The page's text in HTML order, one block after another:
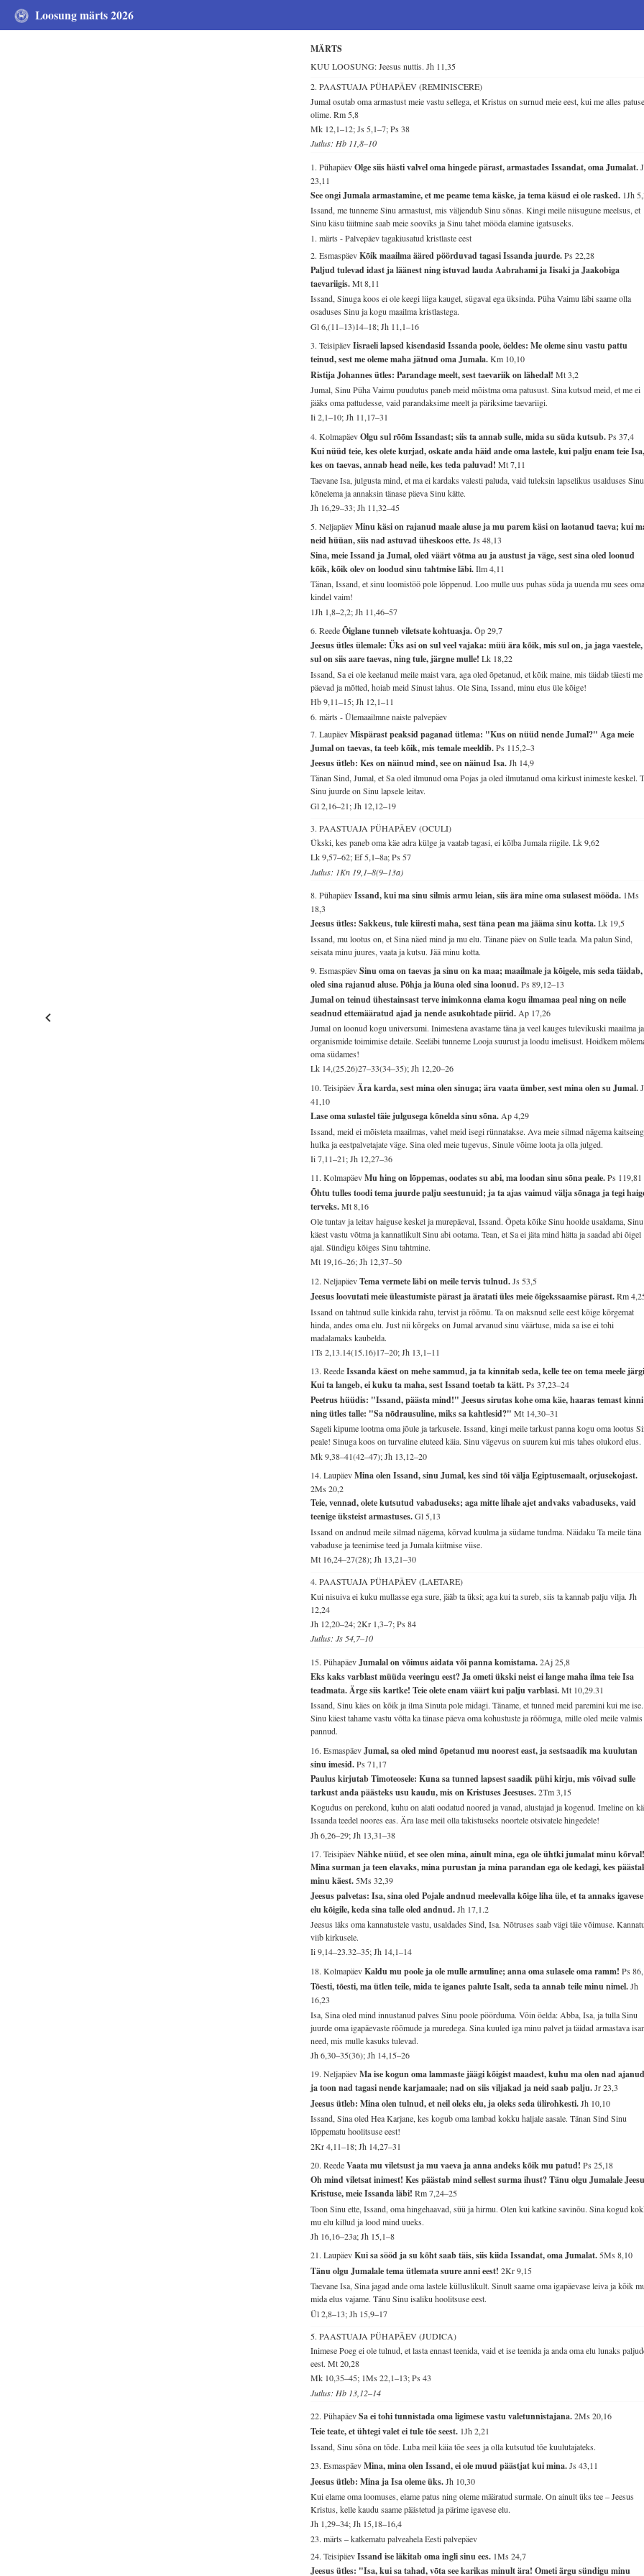
Loosung märts 2026
MÄRTS
KUU LOOSUNG: Jeesus nuttis.Jh 11,35
2. PAASTUAJA PÜHAPÄEV (REMINISCERE)
Jumal osutab oma armastust meie vastu sellega, et Kristus on surnud meie eest, kui me alles
olime.Rm 5,8
Mk 12,1–12; Js 5,1–7; Ps 38
Jutlus: Hb 11,8–10
1. PühapäevOlge siis hästi valvel oma hingede pärast, armastades Issandat, oma Jumalat.
23,11
See ongi Jumala armastamine, et me peame tema käske, ja tema käsud ei ole rasked. 1Jh
Issand, me tunneme Sinu armastust, mis väljendub Sinu sõnas. Kingi meile niisugune meelsus, et
Sinu käsu täitmine saab meie sooviks ja Sinu tahet mööda elamine igatsuseks.
1. märts - Palvepäev tagakiusatud kristlaste eest
2. EsmaspäevKõik maailma ääred pöörduvad tagasi Issanda juurde.Ps 22,28
Paljud tulevad idast ja läänest ning istuvad lauda Aabrahami ja Iisaki ja Jaakobiga
taevariigis.Mt 8,11
Issand, Sinuga koos ei ole keegi liiga kaugel, sügaval ega üksinda. Püha Vaimu läbi saame olla
osaduses Sinu ja kogu maailma kristlastega.
Gl 6,(11–13)14–18; Jh 11,1–16
3. TeisipäevIisraeli lapsed kisendasid Issanda poole, öeldes: Me oleme sinu vastu pattu
teinud, sest me oleme maha jätnud oma Jumala.Km 10,10
Ristija Johannes ütles: Parandage meelt, sest taevariik on lähedal!Mt 3,2
Jumal, Sinu Püha Vaimu puudutus paneb meid mõistma oma patusust. Sina kutsud meid, et me ei
jääks oma pattudesse, vaid parandaksime meelt ja päriksime taevariigi.
Ii 2,1–10; Jh 11,17–31
4. KolmapäevOlgu sul rõõm Issandast; siis ta annab sulle, mida su süda kutsub.Ps 37,4
Kui nüüd teie, kes olete kurjad, oskate anda häid ande oma lastele, kui palju enam teie Isa,
kes on taevas, annab head neile, kes teda paluvad!Mt 7,11
Taevane Isa, julgusta mind, et ma ei kardaks valesti paluda, vaid tuleksin lapselikus usalduses
kõnelema ja annaksin tänase päeva Sinu kätte.
Jh 16,29–33; Jh 11,32–45
5. NeljapäevMinu käsi on rajanud maale aluse ja mu parem käsi on laotanud taeva; kui
neid hüüan, siis nad astuvad üheskoos ette.Js 48,13
Sina, meie Issand ja Jumal, oled väärt võtma au ja austust ja väge, sest sina oled loonud
kõik, kõik olev on loodud sinu tahtmise läbi.Ilm 4,11
Tänan, Issand, et sinu loomistöö pole lõppenud. Loo mulle uus puhas süda ja uuenda mu sees oma
kindel vaim!
1Jh 1,8–2,2; Jh 11,46–57
6. ReedeÕiglane tunneb viletsate kohtuasja.Õp 29,7
Jeesus ütles ülemale: Üks asi on sul veel vajaka: müü ära kõik, mis sul on, ja jaga
sul on siis aare taevas, ning tule, järgne mulle!Lk 18,22
Issand, Sa ei ole keelanud meile maist vara, aga oled õpetanud, et kõik maine, mis täidab täiesti me
päevad ja mõtted, hoiab meid Sinust lahus. Ole Sina, Issand, minu elus üle kõige!
Hb 9,11–15; Jh 12,1–11
6. märts - Ülemaailmne naiste palvepäev
7. LaupäevMispärast peaksid paganad ütlema: "Kus on nüüd nende Jumal?" Aga meie
Jumal on taevas, ta teeb kõik, mis temale meeldib.Ps 115,2–3
Jeesus ütleb: Kes on näinud mind, see on näinud Isa.Jh 14,9
Tänan Sind, Jumal, et Sa oled ilmunud oma Pojas ja oled ilmutanud oma kirkust inimeste keskel.
Sinu juurde on Sinu lapsele leitav.
Gl 2,16–21; Jh 12,12–19
3. PAASTUAJA PÜHAPÄEV (OCULI)
Ükski, kes paneb oma käe adra külge ja vaatab tagasi, ei kõlba Jumala riigile.Lk 9,62
Lk 9,57–62; Ef 5,1–8a; Ps 57
Jutlus: 1Kn 19,1–8(9–13a)
8. PühapäevIssand, kui ma sinu silmis armu leian, siis ära mine oma sulasest mööda. 1Ms
18,3
Jeesus ütles: Sakkeus, tule kiiresti maha, sest täna pean ma jääma sinu kotta.Lk 19,5
Issand, mu lootus on, et Sina näed mind ja mu elu. Tänane päev on Sulle teada. Ma palun Sind,
seisata minu juures, vaata ja kutsu. Jää minu kotta.
9. EsmaspäevSinu oma on taevas ja sinu on ka maa; maailmale ja kõigele, mis seda täidab,
oled sina rajanud aluse. Põhja ja lõuna oled sina loonud.Ps 89,12–13
Jumal on teinud ühestainsast terve inimkonna elama kogu ilmamaa peal ning on neile
seadnud ettemääratud ajad ja nende asukohtade piirid.Ap 17,26
Jumal on loonud kogu universumi. Inimestena avastame täna ja veel kauges tulevikuski maailma ja
organismide toimimise detaile. Seeläbi tunneme Looja suurust ja loodu imelisust. Hoidkem
oma südames!
Lk 14,(25.26)27–33(34–35); Jh 12,20–26
10. TeisipäevÄra karda, sest mina olen sinuga; ära vaata ümber, sest mina olen su Jumal.
41,10
Lase oma sulastel täie julgusega kõnelda sinu sõna.Ap 4,29
Issand, meid ei mõisteta maailmas, vahel meid isegi rünnatakse. Ava meie silmad nägema
hulka ja eestpalvetajate väge. Sina oled meie tugevus, Sinule võime loota ja olla julged.
Ii 7,11–21; Jh 12,27–36
11. KolmapäevMu hing on lõppemas, oodates su abi, ma loodan sinu sõna peale.Ps 119,81
Õhtu tulles toodi tema juurde palju seestunuid; ja ta ajas vaimud välja sõnaga ja tegi
terveks.Mt 8,16
Ole tuntav ja leitav haiguse keskel ja murepäeval, Issand. Õpeta kõike Sinu hoolde usaldama, Sinu
käest vastu võtma ja kannatlikult Sinu abi ootama. Tean, et Sa ei jäta mind hätta ja saadad abi õigel
ajal. Sündigu kõiges Sinu tahtmine.
Mt 19,16–26; Jh 12,37–50
12. NeljapäevTema vermete läbi on meile tervis tulnud.Js 53,5
Jeesus loovutati meie üleastumiste pärast ja äratati üles meie õigekssaamise pärast.Rm
Issand on tahtnud sulle kinkida rahu, tervist ja rõõmu. Ta on maksnud selle eest kõige kõrgemat
hinda, andes oma elu. Just nii kõrgeks on Jumal arvanud sinu väärtuse, mida sa ise ei tohi
madalamaks kaubelda.
1Ts 2,13.14(15.16)17–20; Jh 13,1–11
13. ReedeIssanda käest on mehe sammud, ja ta kinnitab seda, kelle tee on tema meele
Kui ta langeb, ei kuku ta maha, sest Issand toetab ta kätt.Ps 37,23–24
Peetrus hüüdis: "Issand, päästa mind!" Jeesus sirutas kohe oma käe, haaras temast kinni
ning ütles talle: "Sa nõdrausuline, miks sa kahtlesid?"Mt 14,30–31
Sageli kipume lootma oma jõule ja tarkusele. Issand, kingi meile tarkust panna kogu oma lootus
peale! Sinuga koos on turvaline eluteed käia. Sinu vägevus on suurem kui mis tahes olukord elus.
Mk 9,38–41(42–47); Jh 13,12–20
14. LaupäevMina olen Issand, sinu Jumal, kes sind tõi välja Egiptusemaalt, orjusekojast.
2Ms 20,2
Teie, vennad, olete kutsutud vabaduseks; aga mitte lihale ajet andvaks vabaduseks, vaid
teenige üksteist armastuses.Gl 5,13
Issand on andnud meile silmad nägema, kõrvad kuulma ja südame tundma. Näidaku Ta meile täna
vabaduse ja teenimise teed ja Jumala kiitmise viise.
Mt 16,24–27(28); Jh 13,21–30
4. PAASTUAJA PÜHAPÄEV (LAETARE)
Kui nisuiva ei kuku mullasse ega sure, jääb ta üksi; aga kui ta sureb, siis ta kannab palju vilja.Jh
12,24
Jh 12,20–24; 2Kr 1,3–7; Ps 84
Jutlus: Js 54,7–10
15. PühapäevJumalal on võimus aidata või panna komistama.2Aj 25,8
Eks kaks varblast müüda veeringu eest? Ja ometi ükski neist ei lange maha ilma teie Isa
teadmata. Ärge siis kartke! Teie olete enam väärt kui palju varblasi.Mt 10,29.31
Issand, Sinu käes on kõik ja ilma Sinuta pole midagi. Täname, et tunned meid paremini kui me ise.
Sinu käest tahame vastu võtta ka tänase päeva oma kohustuste ja rõõmuga, mille oled meile valmis
pannud.
16. EsmaspäevJumal, sa oled mind õpetanud mu noorest east, ja sestsaadik ma kuulutan
sinu imesid.Ps 71,17
Paulus kirjutab Timoteosele: Kuna sa tunned lapsest saadik pühi kirju, mis võivad sulle
tarkust anda päästeks usu kaudu, mis on Kristuses Jeesuses.2Tm 3,15
Kogudus on perekond, kuhu on alati oodatud noored ja vanad, alustajad ja kogenud. Imeline on
Issanda teedel noores eas. Ära lase meil olla takistuseks noortele otsivatele hingedele!
Jh 6,26–29; Jh 13,31–38
17. TeisipäevNähke nüüd, et see olen mina, ainult mina, ega ole ühtki jumalat minu kõrval!
Mina surman ja teen elavaks, mina purustan ja mina parandan ega ole kedagi, kes
minu käest.5Ms 32,39
Jeesus palvetas: Isa, sina oled Pojale andnud meelevalla kõige liha üle, et ta annaks igavese
elu kõigile, keda sina talle oled andnud.Jh 17,1.2
Jeesus läks oma kannatustele vastu, usaldades Sind, Isa. Nõtruses saab vägi täie võimuse.
viib kirkusele.
Ii 9,14–23.32–35; Jh 14,1–14
18. KolmapäevKaldu mu poole ja ole mulle armuline; anna oma sulasele oma ramm!Ps
Tõesti, tõesti, ma ütlen teile, mida te iganes palute Isalt, seda ta annab teile minu nimel.Jh
16,23
Isa, Sina oled mind innustanud palves Sinu poole pöörduma. Võin öelda: Abba, Isa, ja tulla Sinu
juurde oma igapäevaste rõõmude ja muredega. Sina kuuled iga minu palvet ja täidad armastava
need, mis mulle kasuks tulevad.
Jh 6,30–35(36); Jh 14,15–26
19. NeljapäevMa ise kogun oma lammaste jäägi kõigist maadest, kuhu ma olen nad
ja toon nad tagasi nende karjamaale; nad on siis viljakad ja neid saab palju.Jr 23,3
Jeesus ütleb: Mina olen tulnud, et neil oleks elu, ja oleks seda ülirohkesti.Jh 10,10
Issand, Sina oled Hea Karjane, kes kogub oma lambad kokku haljale aasale. Tänan Sind Sinu
lõppematu hoolitsuse eest!
2Kr 4,11–18; Jh 14,27–31
20. ReedeVaata mu viletsust ja mu vaeva ja anna andeks kõik mu patud!Ps 25,18
Oh mind viletsat inimest! Kes päästab mind sellest surma ihust? Tänu olgu Jumalale
Kristuse, meie Issanda läbi!Rm 7,24–25
Toon Sinu ette, Issand, oma hingehaavad, süü ja hirmu. Olen kui katkine savinõu. Sina kogud
mu elu killud ja lood mind uueks.
Jh 16,16–23a; Jh 15,1–8
21. LaupäevKui sa sööd ja su kõht saab täis, siis kiida Issandat, oma Jumalat.5Ms 8,10
Tänu olgu Jumalale tema ütlemata suure anni eest!2Kr 9,15
Taevane Isa, Sina jagad ande oma lastele külluslikult. Sinult saame oma igapäevase leiva ja kõik
mida elus vajame. Tänu Sinu isaliku hoolitsuse eest.
Ül 2,8–13; Jh 15,9–17
5. PAASTUAJA PÜHAPÄEV (JUDICA)
Inimese Poeg ei ole tulnud, et lasta ennast teenida, vaid et ise teenida ja anda oma elu lunaks
eest.Mt 20,28
Mk 10,35–45; 1Ms 22,1–13; Ps 43
Jutlus: Hb 13,12–14
22. PühapäevSa ei tohi tunnistada oma ligimese vastu valetunnistajana.2Ms 20,16
Teie teate, et ühtegi valet ei tule tõe seest. 1Jh 2,21
Issand, Sinu sõna on tõde. Luba meil käia tõe sees ja olla kutsutud tõe kuulutajateks.
23. EsmaspäevMina, mina olen Issand, ei ole muud päästjat kui mina.Js 43,11
Jeesus ütleb: Mina ja Isa oleme üks.Jh 10,30
Kui elame oma loomuses, elame patus ning oleme määratud surmale. On ainult üks tee – Jeesus
Kristus, kelle kaudu saame päästetud ja pärime igavese elu.
Jh 1,29–34; Jh 15,18–16,4
23. märts – katkematu palveahela Eesti palvepäev
24. TeisipäevIssand ise läkitab oma ingli sinu ees. 1Ms 24,7
Jeesus ütles: "Isa, kui sa tahad, võta see karikas minult ära! Ometi ärgu sündigu minu